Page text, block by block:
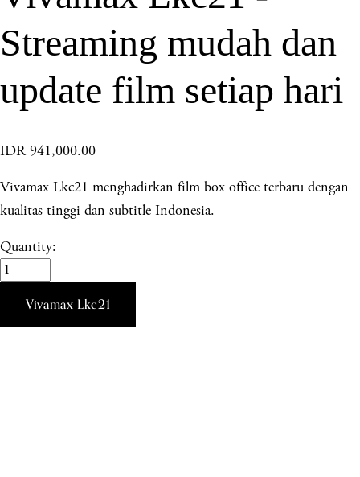
Streaming mudah dan
update film setiap hari
IDR 941,000.00
Vivamax Lkc21 menghadirkan film box office terbaru dengan
kualitas tinggi dan subtitle Indonesia.
Quantity:
Vivamax Lkc21